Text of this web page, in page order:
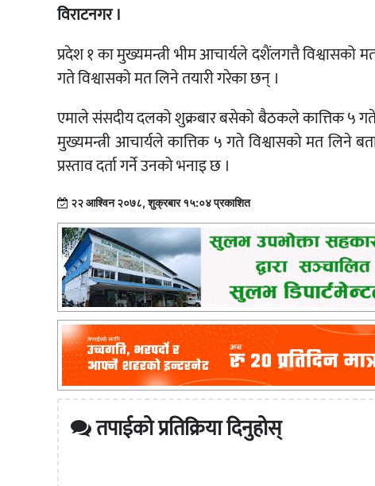
विराटनगर ।
प्रदेश १ का मुख्यमन्त्री भीम आचार्यले दशैंलगत्तै
गते विश्वासको मत लिने तयारी गरेका छन् ।
एमाले संसदीय दलको शुक्रबार बसेको बैठकले कात्तिक ५
मुख्यमन्त्री आचार्यले कात्तिक ५ गते विश्वासको मत लिने
प्रस्ताव दर्ता गर्ने उनको भनाइ छ ।
२२ आश्विन २०७८, शुक्रबार १५:०४ प्रकाशित
तपाईको प्रतिक्रिया दिनुहोस्